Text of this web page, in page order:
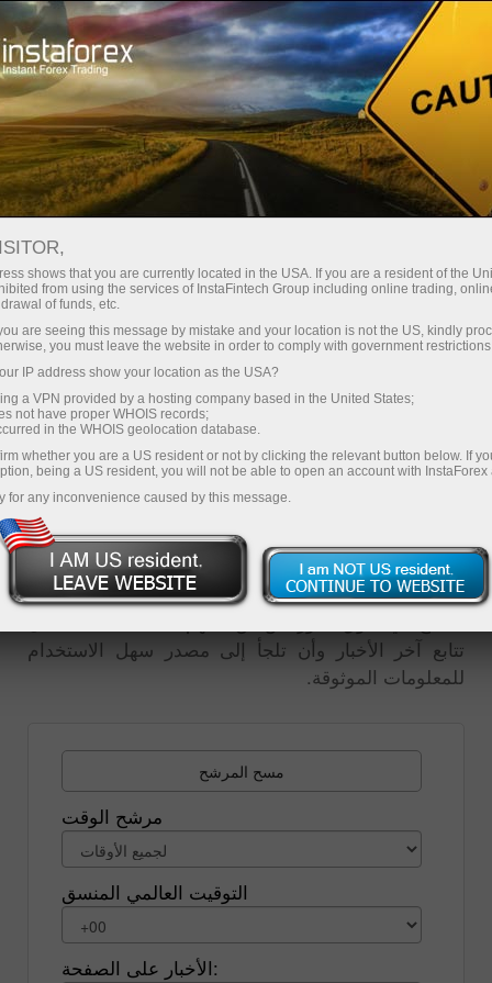
أخبار سوق الفوركس
الاشتراك بالبريد الإلكتروني
تحليلات في برقية
يعتمد سعر أي أصول مالية - الأسهم والعملات والنفط
والمعادن وغيرها - على أحداث السوق. جميع التغييرات
التي تطرأ على الأسعار هي رد فعل على الأخبار. وتحليل
أحداث السوق هو أهم أداة للتنبؤ بتحركات الأسعار. وبدون
تحليل الأخبار الاقتصادية أو السياسية أو المالية العالمية ،
من المستحيل التنبؤ بحركة الأسعار، وبالتالي، للتداول
تتابع آخر الأخبار وأن تلجأ إلى مصدر سهل الاستخدام
للمعلومات الموثوقة.
مسح المرشح
مرشح الوقت
التوقيت العالمي المنسق
الأخبار على الصفحة:
shows that you are currently located in the USA. If you are a resident of the
from using the services of InstaFintech Group including online trading,
of funds, etc.
are seeing this message by mistake and your location is not the US, kindly
you must leave the website in order to comply with government
IP address show your location as the USA?
a VPN provided by a hosting company based in the United States;
not have proper WHOIS records;
in the WHOIS geolocation database.
whether you are a US resident or not by clicking the relevant button below. If
being a US resident, you will not be able to open an account with InstaForex
for any inconvenience caused by this message.